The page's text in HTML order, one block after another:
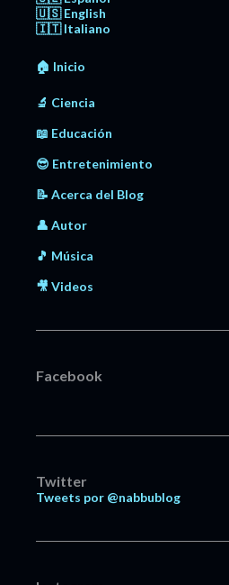
🇺🇸 English
🇮🇹 Italiano
🏠 Inicio
🔬 Ciencia
📖 Educación
😎 Entretenimiento
📝 Acerca del Blog
👤 Autor
🎵 Música
🎥 Videos
Facebook
Twitter
Tweets por @nabbublog